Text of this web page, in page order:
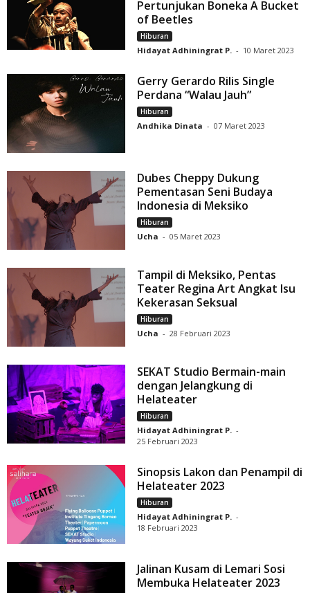
Pertunjukan Boneka A Bucket
of Beetles
Hiburan
Hidayat Adhiningrat P. - 10 Maret 2023
Gerry Gerardo Rilis Single
Perdana “Walau Jauh”
Hiburan
Andhika Dinata - 07 Maret 2023
Dubes Cheppy Dukung
Pementasan Seni Budaya
Indonesia di Meksiko
Hiburan
Ucha - 05 Maret 2023
Tampil di Meksiko, Pentas
Teater Regina Art Angkat Isu
Kekerasan Seksual
Hiburan
Ucha - 28 Februari 2023
SEKAT Studio Bermain-main
dengan Jelangkung di
Helateater
Hiburan
Hidayat Adhiningrat P. -
25 Februari 2023
Sinopsis Lakon dan Penampil di
Helateater 2023
Hiburan
Hidayat Adhiningrat P. -
18 Februari 2023
Jalinan Kusam di Lemari Sosi
Membuka Helateater 2023